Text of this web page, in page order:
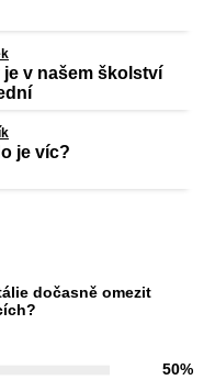
v našem školství
je víc?
dočasně omezit
50%